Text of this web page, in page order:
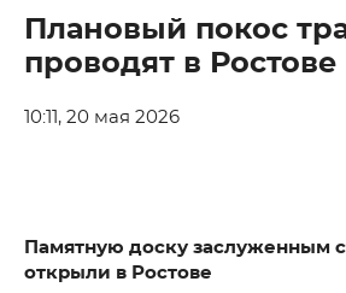
Плановый покос
проводят в Ростове
10:11, 20 мая 2026
Памятную доску заслуженным
открыли в Ростове